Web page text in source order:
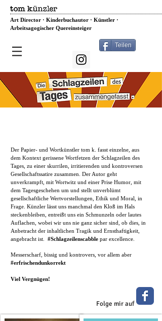
Teilen
Art Director · Kinderbuchautor · Künstler ·
Arbeitsagogischer Quereinsteiger
Der Papier- und Wortkünstler tom k. fasst einzelne, aus
dem Kontext gerissene Wortfetzen der Schlagzeilen des
Tages, zu einer skurrilen, irritierenden und kontroversen
Gesellschaftssatire zusammen. Der Autor geht
unverkrampft, mit Wortwitz und einer Prise Humor, mit
dem Tagesgeschehen um und stellt unverblümt
gesellschaftliche Wertvorstellungen, Ethik und Moral, in
Frage. Künzler lässt uns manchmal den Kloß im Hals
steckenbleiben, entreißt uns ein Schmunzeln oder lautes
Auflachen, wobei wir uns nie ganz sicher sind, ob dies, in
Anbetracht der inhaltlichen Tragik und Ernsthaftigkeit,
angebracht ist. #Schlagzeilenscabble par excellence.
Messerscharf, bissig und kontrovers, vor allem aber
#erfrischendunkorrekt
Viel Vergnügen!
Folge mir auf